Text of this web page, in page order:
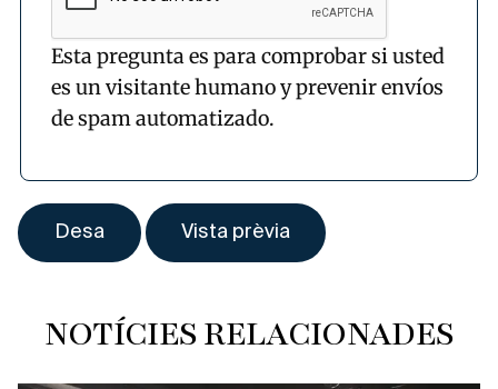
Esta pregunta es para comprobar si usted
es un visitante humano y prevenir envíos
de spam automatizado.
NOTÍCIES RELACIONADES